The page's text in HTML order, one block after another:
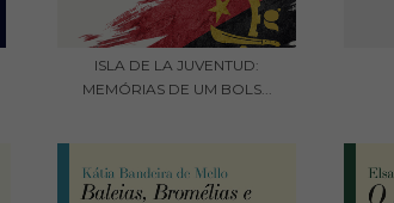
ISLA DE LA JUVENTUD:
MEMÓRIAS DE UM BOLS...